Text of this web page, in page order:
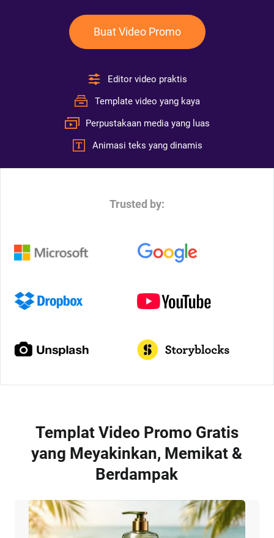
Buat Video Promo
Editor video praktis
Template video yang kaya
Perpustakaan media yang luas
Animasi teks yang dinamis
Trusted by:
Templat Video Promo Gratis
yang Meyakinkan, Memikat &
Berdampak